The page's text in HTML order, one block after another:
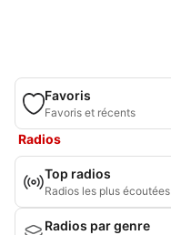
Favoris
Favoris et récents
Radios
Top radios
Radios les plus écoutées
Radios par genre